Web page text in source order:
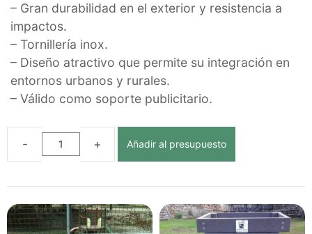
– Gran durabilidad en el exterior y resistencia a
impactos.
– Tornillería inox.
– Diseño atractivo que permite su integración en
entornos urbanos y rurales.
– Válido como soporte publicitario.
PAPELERA
RECICLAJE
DE
PLÁSTICO
Añadir al presupuesto